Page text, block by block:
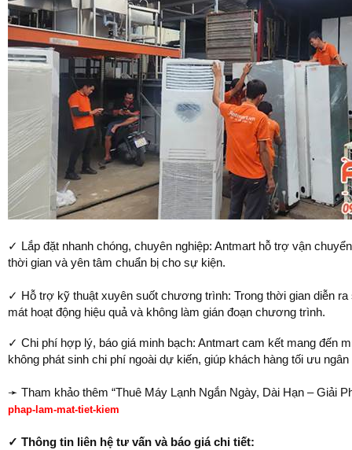
✓ Lắp đặt nhanh chóng, chuyên nghiệp: Antmart hỗ trợ vận
thời gian và yên tâm chuẩn bị cho sự kiện.
✓ Hỗ trợ kỹ thuật xuyên suốt chương trình: Trong thời gian diễn
mát hoạt động hiệu quả và không làm gián đoạn chương trình.
✓ Chi phí hợp lý, báo giá minh bạch: Antmart cam kết mang đến
không phát sinh chi phí ngoài dự kiến, giúp khách hàng tối ưu
➛ Tham khảo thêm “Thuê Máy Lạnh Ngắn Ngày, Dài Hạn – Giải
phap-lam-mat-tiet-kiem
✓ Thông tin liên hệ tư vấn và báo giá chi tiết: